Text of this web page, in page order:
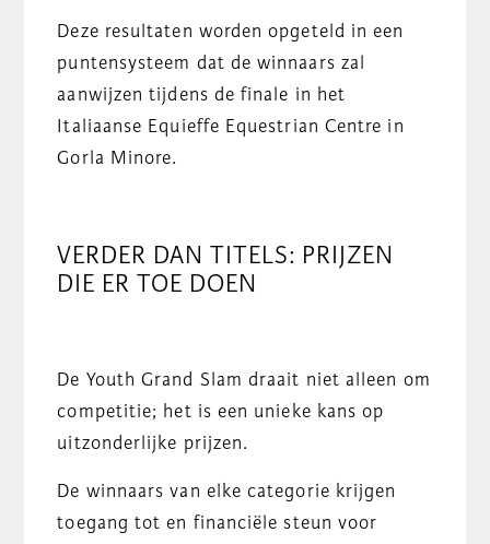
Deze resultaten worden opgeteld in een
puntensysteem dat de winnaars zal
aanwijzen tijdens de finale in het
Italiaanse Equieffe Equestrian Centre in
Gorla Minore.
VERDER DAN TITELS: PRIJZEN
DIE ER TOE DOEN
De Youth Grand Slam draait niet alleen om
competitie; het is een unieke kans op
uitzonderlijke prijzen.
De winnaars van elke categorie krijgen
toegang tot en financiële steun voor